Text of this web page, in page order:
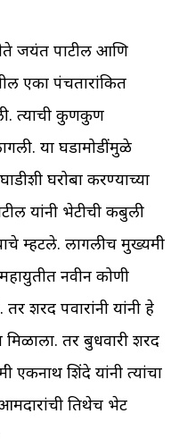
नेते जयंत पाटील आणि
एका पंचतारांकित
त्याची कुणकुण
या घडामोडींमुळे
घरोबा करण्याच्या
यांनी भेटीची कबुली
म्हटले. लागलीच मुख्यमंत्री
नवीन कोणी
शरद पवारांनी यांनी हे
मिळाला. तर बुधवारी शरद
एकनाथ शिंदे यांनी त्यांचा
आमदारांची तिथेच भेट